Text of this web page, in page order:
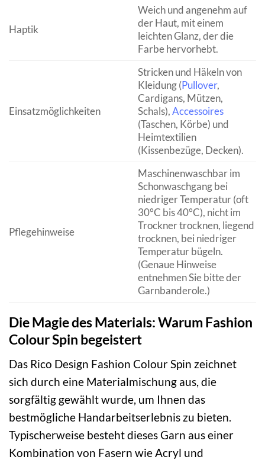
Haptik
Weich und angenehm auf
der Haut, mit einem
leichten Glanz, der die
Farbe hervorhebt.
Einsatzmöglichkeiten
Stricken und Häkeln von
Kleidung (Pullover,
Cardigans, Mützen,
Schals),Accessoires
(Taschen, Körbe) und
Heimtextilien
(Kissenbezüge, Decken).
Pflegehinweise
Maschinenwaschbar im
Schonwaschgang bei
niedriger Temperatur (oft
30°C bis 40°C), nicht im
Trockner trocknen, liegend
trocknen, bei niedriger
Temperatur bügeln.
(Genaue Hinweise
entnehmen Sie bitte der
Garnbanderole.)
Die Magie des Materials: Warum Fashion
Colour Spin begeistert
Das Rico Design Fashion Colour Spin zeichnet
sich durch eine Materialmischung aus, die
sorgfältig gewählt wurde, um Ihnen das
bestmögliche Handarbeitserlebnis zu bieten.
Typischerweise besteht dieses Garn aus einer
Kombination von Fasern wie Acryl und